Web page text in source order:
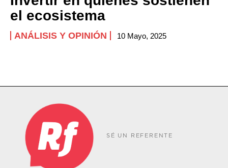
el ecosistema
ANÁLISIS Y OPINIÓN 10 Mayo, 2025
SÉ UN REFERENTE